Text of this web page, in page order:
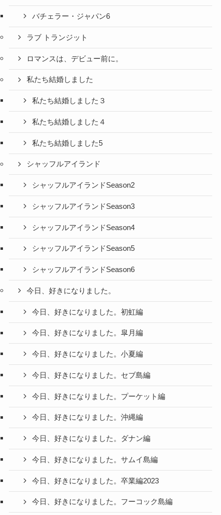
バチェラー・ジャパン6
ラブ トランジット
ロマンスは、デビュー前に。
私たち結婚しました
私たち結婚しました３
私たち結婚しました４
私たち結婚しました5
シャッフルアイランド
シャッフルアイランドSeason2
シャッフルアイランドSeason3
シャッフルアイランドSeason4
シャッフルアイランドSeason5
シャッフルアイランドSeason6
今日、好きになりました。
今日、好きになりました。初虹編
今日、好きになりました。皐月編
今日、好きになりました。小夏編
今日、好きになりました。セブ島編
今日、好きになりました。プーケット編
今日、好きになりました。沖縄編
今日、好きになりました。ダナン編
今日、好きになりました。サムイ島編
今日、好きになりました。卒業編2023
今日、好きになりました。フーコック島編